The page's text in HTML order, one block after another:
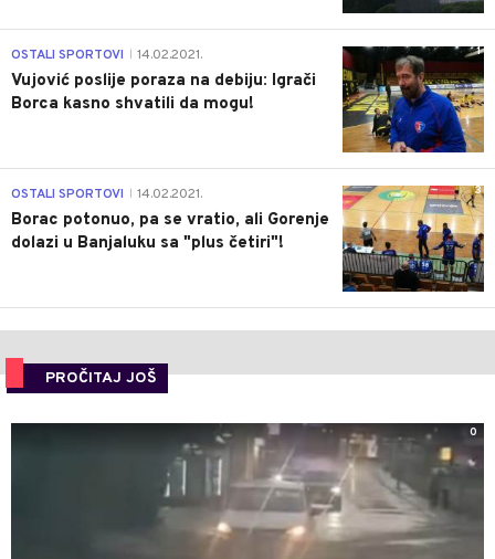
1
OSTALI SPORTOVI 14.02.2021.
Vujović poslije poraza na debiju: Igrači
Borca kasno shvatili da mogu!
3
OSTALI SPORTOVI 14.02.2021.
Borac potonuo, pa se vratio, ali Gorenje
dolazi u Banjaluku sa "plus četiri"!
PROČITAJ JOŠ
0